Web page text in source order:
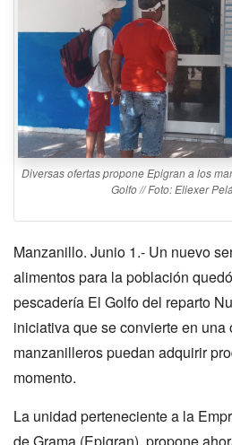
Diversas ofertas propone Epigran a los
Golfo // Foto: Eliexer
Manzanillo. Junio 1.- Un nuevo
alimentos para la población
pescadería El Golfo del reparto
iniciativa que se convierte en
manzanilleros puedan adquirir
momento.
La unidad perteneciente a la